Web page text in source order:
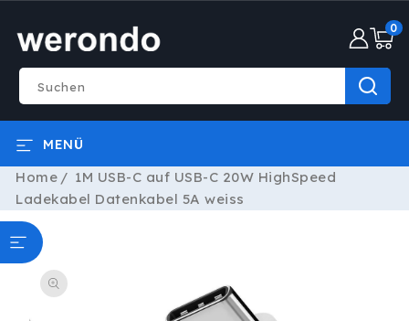
DIREKT
INHALT
Suchen
0
MENÜ
Home
1M USB-C auf USB-C 20W HighSpeed
Ladekabel Datenkabel 5A weiss